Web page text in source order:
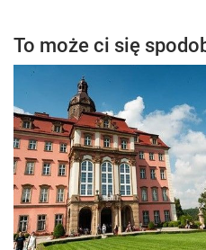
To może ci się